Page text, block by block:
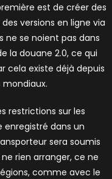
est de créer des
versions en ligne via
ne se noient pas dans
la douane 2.0, ce qui
cela existe déjà depuis
restrictions sur les
dans un
sera soumis
rien arranger, ce ne
comme avec le